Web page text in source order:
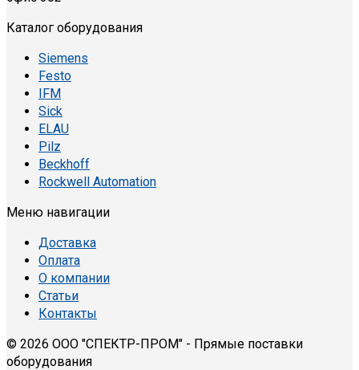
Каталог оборудования
Siemens
Festo
IFM
Sick
ELAU
Pilz
Beckhoff
Rockwell Automation
Меню навигации
Доставка
Оплата
О компании
Статьи
Контакты
© 2026 ООО "СПЕКТР-ПРОМ" - Прямые поставки
оборудования